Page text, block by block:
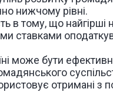
нижчому рівні.
в тому, що найгірші
ставками
може бути
отримані з